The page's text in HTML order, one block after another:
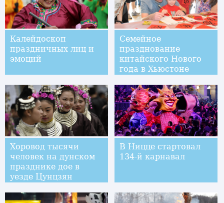
Калейдоскоп
праздничных лиц и
эмоций
Семейное
празднование
китайского Нового
года в Хьюстоне
Хоровод тысячи
человек на дунском
празднике дое в
уезде Цунцзян
В Ницце стартовал
134-й карнавал